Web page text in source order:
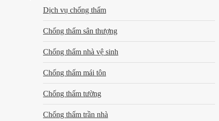
Dịch vụ chống thấm
Chống thấm sân thượng
Chống thấm nhà vệ sinh
Chống thấm mái tôn
Chống thấm tường
Chống thấm trần nhà